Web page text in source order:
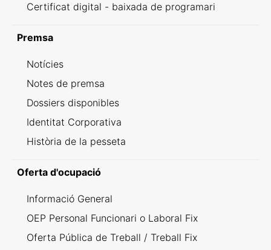
Certificat digital - baixada de programari
Premsa
Notícies
Notes de premsa
Dossiers disponibles
Identitat Corporativa
Història de la pesseta
Oferta d'ocupació
Informació General
OEP Personal Funcionari o Laboral Fix
Oferta Pública de Treball / Treball Fix